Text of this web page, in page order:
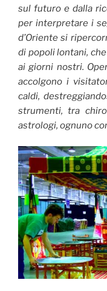
sul futuro e dalla
per interpretare i
d’Oriente si
di popoli lontani,
ai giorni nostri.
accolgono i
caldi,
strumenti, tra
astrologi, ognuno